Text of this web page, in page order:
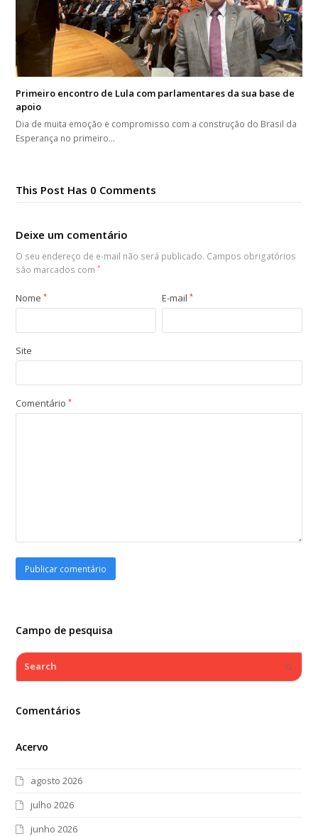
Primeiro encontro de Lula com parlamentares da sua base de
apoio
Dia de muita emoção e compromisso com a construção do Brasil da
Esperança no primeiro…
This Post Has 0 Comments
Deixe um comentário
O seu endereço de e-mail não será publicado. Campos obrigatórios
são marcados com*
Nome* E-mail*
Site
Comentário*
Campo de pesquisa
Search
Comentários
Acervo
agosto 2026
julho 2026
junho 2026